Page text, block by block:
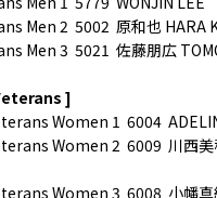
Men 2 5002 原和也 HARA
Men 3 5021 佐藤朋広
]
Women 1 6004
Women 2 6009 川西美
Women 3 6008 小幡真